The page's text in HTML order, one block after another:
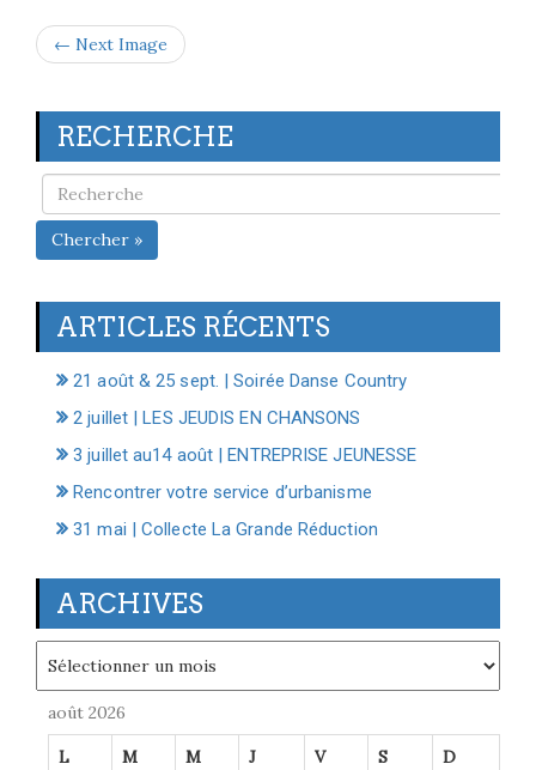
← Next Image
RECHERCHE
Chercher »
ARTICLES RÉCENTS
21 août & 25 sept. | Soirée Danse Country
2 juillet | LES JEUDIS EN CHANSONS
3 juillet au14 août | ENTREPRISE JEUNESSE
Rencontrer votre service d’urbanisme
31 mai | Collecte La Grande Réduction
ARCHIVES
août 2026
L M M J V S D